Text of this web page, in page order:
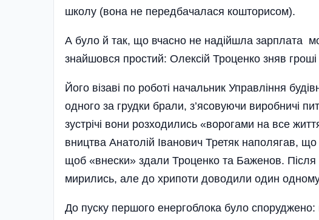
школу (вона не передбача­лася кошторисом).
А було й так, що вчасно не надійшла зарплата
знайшовся простий: Олексій Троценко зняв
Його візаві по роботі начальник Управління
одного за грудки брали, з’ясовуючи виробничі
зустрічі вони розходились «ворогами на все
вництва Анатолій­ Іванович Третяк наполягав, що
щоб «внески» здали Троценко та Баженов. Після
мирились, але до хрипоти доводили один
До пуску першого енергоблока було спору­джено: